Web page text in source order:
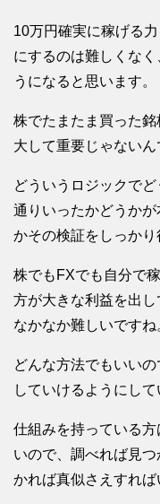
10万円確実に稼げる
にするのは難しくな
うになると思います。
株でたまたま買った
大して重要じゃないん
どういうロジックで
通りいったかどうか
かその検証をしっかり
株でもFXでも自分で
方が大きな利益を出し
なかなか難しいですね
どんな方法でもいい
していけるようにして
仕組みを持っている
いので、調べれば見
かれば真似さえすれば